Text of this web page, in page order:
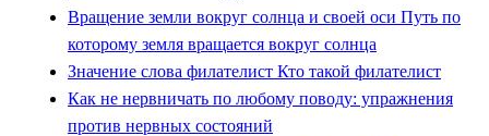
Вращение земли вокруг солнца и своей оси Путь по
которому земля вращается вокруг солнца
Значение слова филателист Кто такой филателист
Как не нервничать по любому поводу: упражнения
против нервных состояний